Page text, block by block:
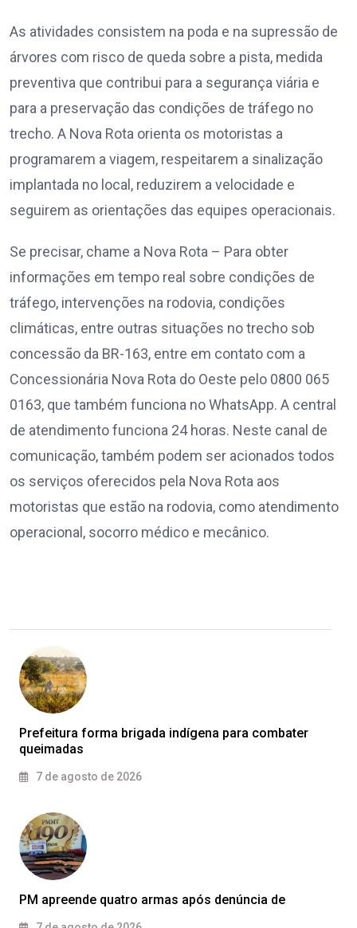
As atividades consistem na poda e na supressão de
árvores com risco de queda sobre a pista, medida
preventiva que contribui para a segurança viária e
para a preservação das condições de tráfego no
trecho. A Nova Rota orienta os motoristas a
programarem a viagem, respeitarem a sinalização
implantada no local, reduzirem a velocidade e
seguirem as orientações das equipes operacionais.
Se precisar, chame a Nova Rota – Para obter
informações em tempo real sobre condições de
tráfego, intervenções na rodovia, condições
climáticas, entre outras situações no trecho sob
concessão da BR-163, entre em contato com a
Concessionária Nova Rota do Oeste pelo 0800 065
0163, que também funciona no WhatsApp. A central
de atendimento funciona 24 horas. Neste canal de
comunicação, também podem ser acionados todos
os serviços oferecidos pela Nova Rota aos
motoristas que estão na rodovia, como atendimento
operacional, socorro médico e mecânico.
Prefeitura forma brigada indígena para combater
queimadas
7 de agosto de 2026
PM apreende quatro armas após denúncia de